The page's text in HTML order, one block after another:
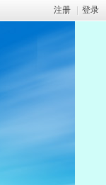
注册 登录